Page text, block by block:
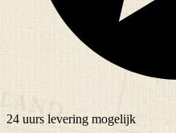
24 uurs levering mogelijk